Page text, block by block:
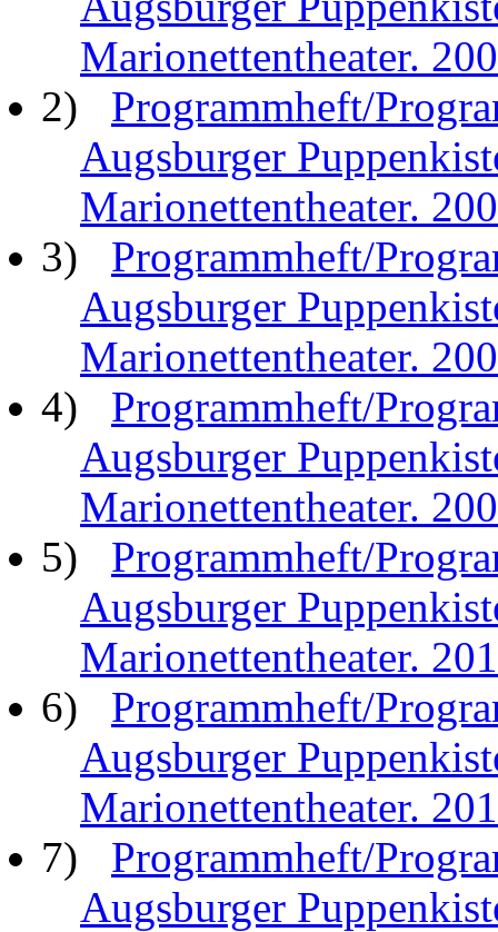
Marionettentheater.
2) Programmheft/
Augsburger
Marionettentheater.
3) Programmheft/
Augsburger
Marionettentheater.
4) Programmheft/
Augsburger
Marionettentheater.
5) Programmheft/
Augsburger
Marionettentheater.
6) Programmheft/
Augsburger
Marionettentheater.
7) Programmheft/
Augsburger